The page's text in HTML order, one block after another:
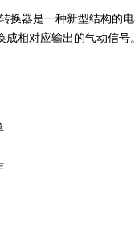
转换器是一种新型结构的
相对应输出的气动信号。